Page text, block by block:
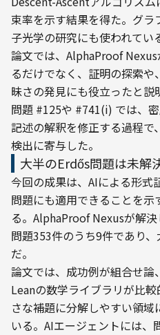
束率を示す結果を得た。グ
子光学の研究にも使われてい
論文では、AlphaProof
るだけでなく、証明の探索
昧さの発見にも役立ったと
問題 #125や #741(i) では、
記述の解釈を修正する過程で
検出に寄与した。
大半のErdős問題は未解
今回の成果は、AIによる形式
問題にも適用できることを
る。AlphaProof Nexusが解
問題353件のうち9件であり
だ。
論文では、成功例が組合せ論
Leanの数学ライブラリが比
さな補題に分解しやすい領
いる。AIエージェントには